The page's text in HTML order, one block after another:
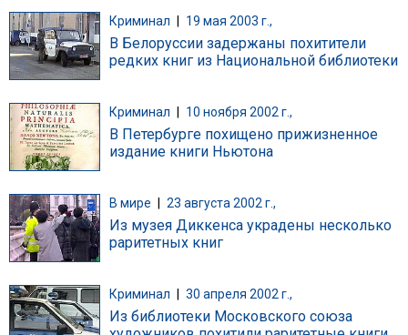
Криминал | 19 мая 2003 г.,
В Белоруссии задержаны похитители
редких книг из Национальной библиотеки
Криминал 10 ноября 2002 г.,
В Петербурге похищено прижизненное
издание книги Ньютона
В мире 23 августа 2002 г.,
Из музея Диккенса украдены несколько
раритетных книг
Криминал 30 апреля 2002 г.,
Из библиотеки Московского союза